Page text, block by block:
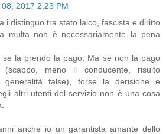
2017 2:23 PM
i distinguo tra stato laico, fascista e diritto
multa non è necessariamente la pena
la prendo la pago. Ma se non la pago
meno il conducente, risulto
generalità false), forse la derisione e
altri utenti del servizio non è una cosa
anche io un garantista amante dello